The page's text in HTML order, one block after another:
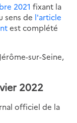
2021 fixant la
sens de l'article
est complété
sur-Seine,
2022
officiel de la